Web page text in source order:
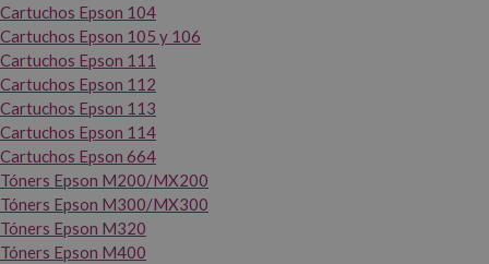
Cartuchos Epson 104
Cartuchos Epson 105 y 106
Cartuchos Epson 111
Cartuchos Epson 112
Cartuchos Epson 113
Cartuchos Epson 114
Cartuchos Epson 664
Tóners Epson M200/MX200
Tóners Epson M300/MX300
Tóners Epson M320
Tóners Epson M400